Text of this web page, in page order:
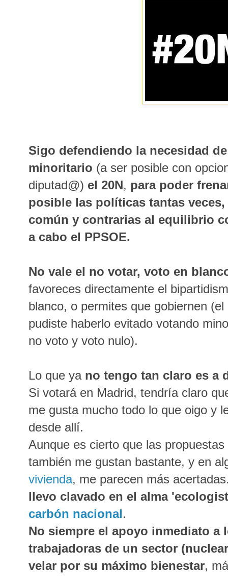
Sigo defendiendo la necesidad
minoritario (a ser posible con
diputad@) el 20N, para poder
posible las políticas tantas
común y contrarias al equilibrio
a cabo el PPSOE.
No vale el no votar, voto en
favoreces directamente el
blanco, o permites que gobiernen
pudiste haberlo evitado votando
no voto y voto nulo).
Lo que ya no tengo tan claro es a
Si votará en Madrid, tendría claro
me gusta mucho todo lo que oigo y
desde allí.
Aunque es cierto que las
también me gustan bastante, y en
vivienda, me parecen más
llevo clavado en el alma
carbón nacional.
No siempre el apoyo inmediato a
trabajadoras de un sector
velar por su máximo bienestar,